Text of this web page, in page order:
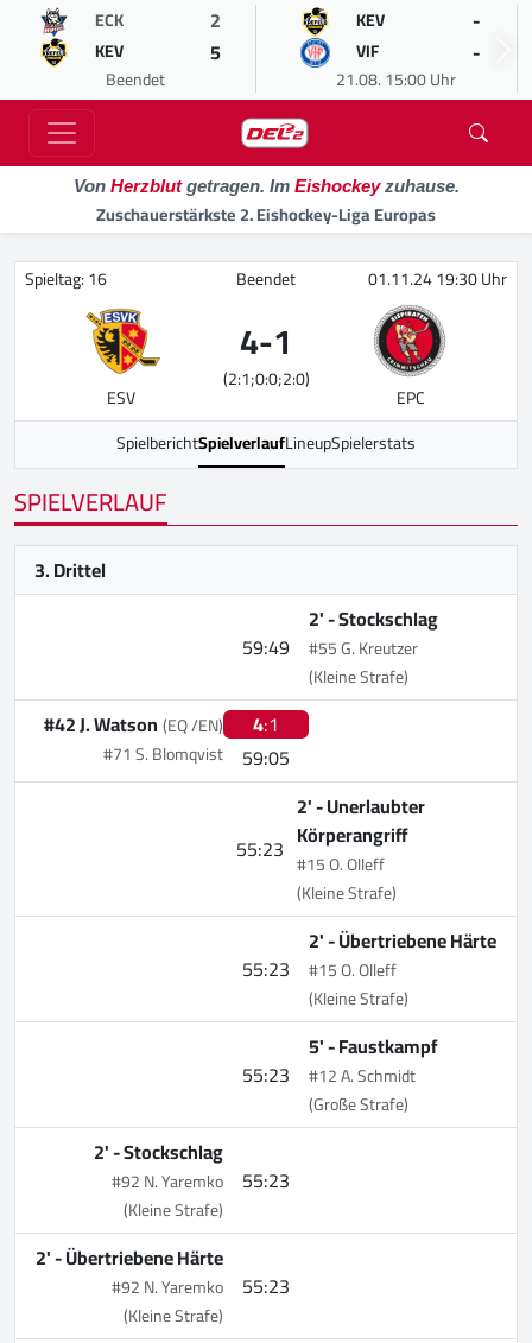
ECK 2
KEV 5
Beendet
KEV -
VIF -
21.08. 15:00 Uhr
Von Herzblutgetragen. Im Eishockeyzuhause.
Zuschauerstärkste 2. Eishockey-Liga Europas
Spieltag: 16 Beendet 01.11.24 19:30 Uhr
ESV
4-1
(2:1;0:0;2:0)
EPC
SpielberichtSpielverlaufLineupSpielerstats
SPIELVERLAUF
3. Drittel
59:49
2' -Stockschlag
#55 G. Kreutzer
(Kleine Strafe)
4:1
59:05
#42 J. Watson(EQ /EN)
#71 S. Blomqvist
55:23
2' -Unerlaubter
Körperangriff
#15 O. Olleff
(Kleine Strafe)
55:23
2' -Übertriebene Härte
#15 O. Olleff
(Kleine Strafe)
55:23
5' -Faustkampf
#12 A. Schmidt
(Große Strafe)
55:23
2' -Stockschlag
#92 N. Yaremko
(Kleine Strafe)
55:23
2' -Übertriebene Härte
#92 N. Yaremko
(Kleine Strafe)